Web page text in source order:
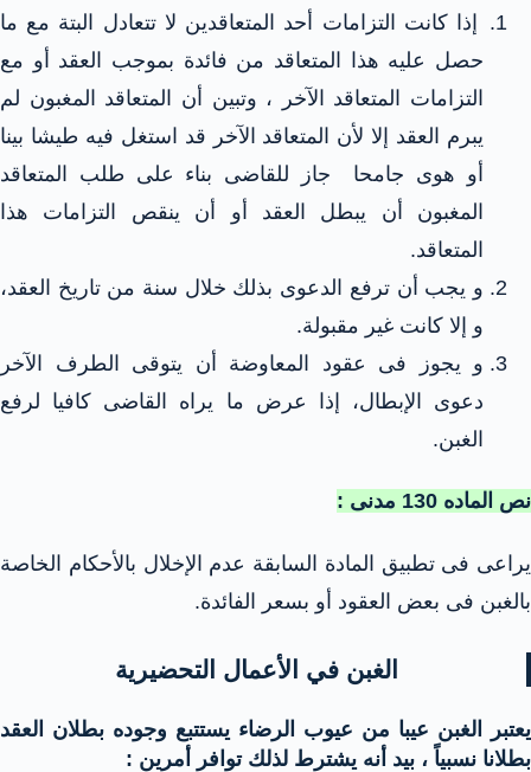
إذا كانت التزامات أحد المتعاقدين لا تتعادل البتة مع ما
حصل عليه هذا المتعاقد من فائدة بموجب العقد أو مع
التزامات المتعاقد الآخر ، وتبين أن المتعاقد المغبون لم
يبرم العقد إلا لأن المتعاقد الآخر قد استغل فيه طيشا بينا
أو هوى جامحا
جاز للقاضى بناء على طلب المتعاقد
المغبون أن يبطل العقد أو أن ينقص التزامات هذا
المتعاقد.
و يجب أن ترفع الدعوى بذلك خلال سنة من تاريخ العقد،
و إلا كانت غير مقبولة.
و يجوز فى عقود المعاوضة أن يتوقى الطرف الآخر
دعوى الإبطال، إذا عرض ما يراه القاضى كافيا لرفع
الغبن.
نص الماده 130 مدنى :
يراعى فى تطبيق المادة السابقة عدم الإخلال بالأحكام الخاصة
بالغبن فى بعض العقود أو بسعر الفائدة.
الغبن في الأعمال التحضيرية
يعتبر الغبن عيبا من عيوب الرضاء يستتبع وجوده بطلان العقد
بطلانا نسبياً ، بيد أنه يشترط لذلك توافر أمرين :